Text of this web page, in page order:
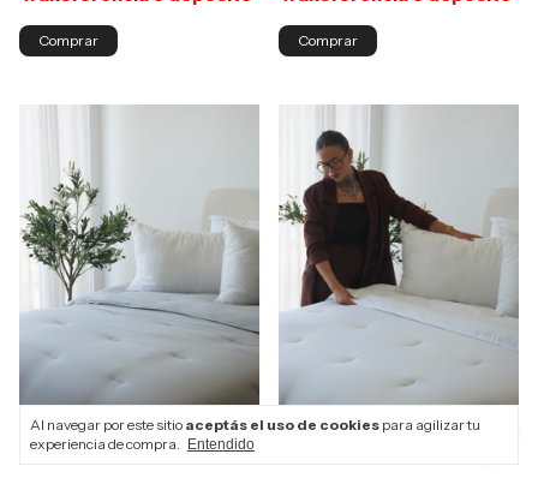
Al navegar por este sitio aceptás el uso de cookies para agilizar tu
experiencia de compra.
Entendido
Comprar